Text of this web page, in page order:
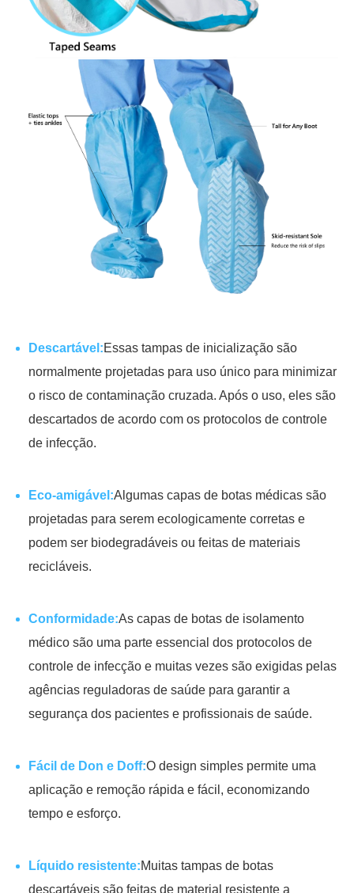
Descartável:Essas tampas de inicialização são
normalmente projetadas para uso único para minimizar
o risco de contaminação cruzada. Após o uso, eles são
descartados de acordo com os protocolos de controle
de infecção.
Eco-amigável:Algumas capas de botas médicas são
projetadas para serem ecologicamente corretas e
podem ser biodegradáveis ou feitas de materiais
recicláveis.
Conformidade:As capas de botas de isolamento
médico são uma parte essencial dos protocolos de
controle de infecção e muitas vezes são exigidas pelas
agências reguladoras de saúde para garantir a
segurança dos pacientes e profissionais de saúde.
Fácil de Don e Doff:O design simples permite uma
aplicação e remoção rápida e fácil, economizando
tempo e esforço.
Líquido resistente:Muitas tampas de botas
descartáveis são feitas de material resistente a